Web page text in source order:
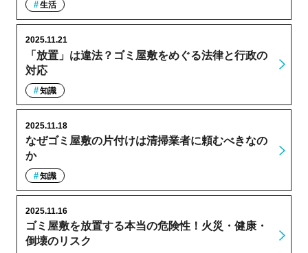
生活
「放置」は違法？ゴミ屋敷をめぐる法律と行政の
対応
2025.11.21
知識
なぜゴミ屋敷の片付けは清掃業者に頼むべきなの
か
2025.11.18
知識
ゴミ屋敷を放置する本当の危険性！火災・健康・
倒壊のリスク
2025.11.16